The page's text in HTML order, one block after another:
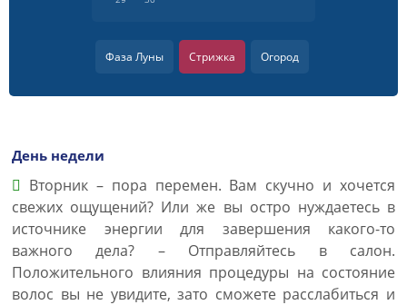
Фаза Луны Стрижка Огород
День недели
Вторник – пора перемен. Вам скучно и хочется
свежих ощущений? Или же вы остро нуждаетесь в
источнике энергии для завершения какого-то
важного дела? – Отправляйтесь в салон.
Положительного влияния процедуры на состояние
волос вы не увидите, зато сможете расслабиться и